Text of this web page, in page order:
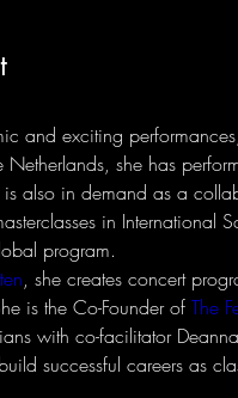
and exciting
she has
also in demand as a
in International
program.
, she creates concert
is the Co-Founder of The
with co-facilitator
successful careers as